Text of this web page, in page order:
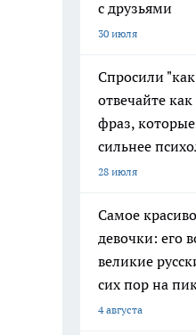
с друзьями
30 июля
Спросили
отвечайте
фраз,
сильнее
28 июля
Самое
девочки: его
великие
сих пор на
4 августа